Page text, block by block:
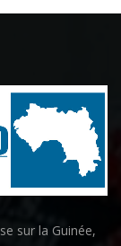
sur la Guinée,